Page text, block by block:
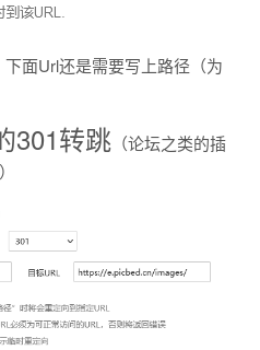
面Url还是需要写上路径（为
301转跳 （论坛之类的插